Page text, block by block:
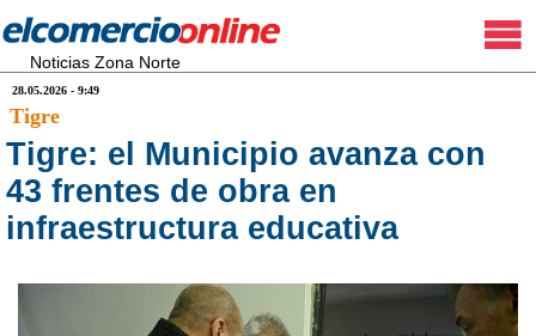
Noticias Zona Norte
28.05.2026 - 9:49
Tigre
Tigre: el Municipio avanza con
43 frentes de obra en
infraestructura educativa